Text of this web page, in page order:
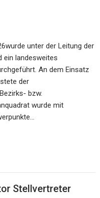
unter der Leitung der
ein landesweites
An dem Einsatz
der
bzw.
wurde mit
Stellvertreter